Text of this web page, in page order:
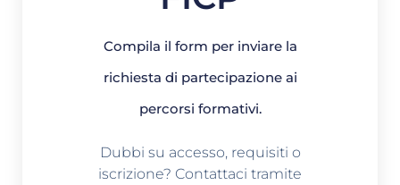
Compila il form per inviare la
richiesta di partecipazione ai
percorsi formativi.
Dubbi su accesso, requisiti o
iscrizione? Contattaci tramite